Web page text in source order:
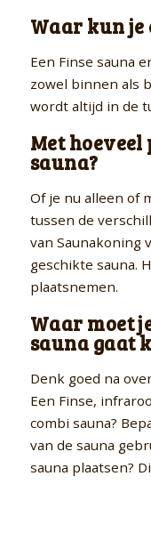
Waar kun je
Een Finse sauna
zowel binnen als
wordt altijd in de
Met hoeveel
sauna?
Of je nu alleen of
tussen de
van Saunakoning
geschikte sauna.
plaatsnemen.
Waar moet
sauna gaat
Denk goed na
Een Finse,
combi sauna?
van de sauna
sauna plaatsen?